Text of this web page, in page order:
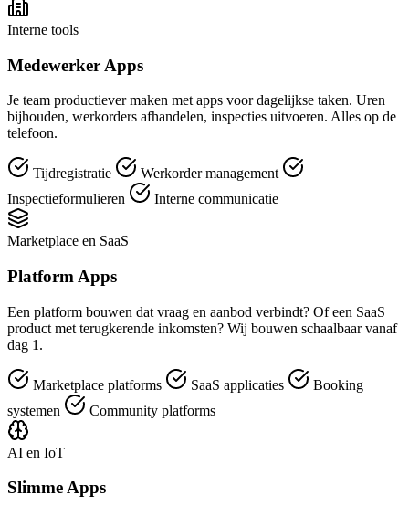
Interne tools
Medewerker Apps
Je team productiever maken met apps voor dagelijkse taken. Uren
bijhouden, werkorders afhandelen, inspecties uitvoeren. Alles op de
telefoon.
Tijdregistratie
Werkorder management
Inspectieformulieren
Interne communicatie
Marketplace en SaaS
Platform Apps
Een platform bouwen dat vraag en aanbod verbindt? Of een SaaS
product met terugkerende inkomsten? Wij bouwen schaalbaar vanaf
dag 1.
Marketplace platforms SaaS applicaties
Booking
systemen
Community platforms
AI en IoT
Slimme Apps